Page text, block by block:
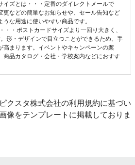
イズとは・・・定番のダイレクトメールで
更などの簡単なお知らせや、セール告知など
な用途に使いやすい商品です。
・・ポストカードサイズより一回り大きく、
形・デザインで目立つことができるため、手
高まります。イベントやキャンペーンの案
商品カタログ・会社・学校案内などにおすす
クスタ株式会社の利用規約に基づい
像をテンプレートに掲載しておりま